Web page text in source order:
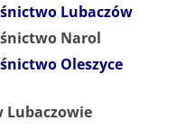
Lubaczów
Narol
Oleszyce
Lubaczowie